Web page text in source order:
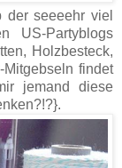
der seeeehr viel
Partyblogs
Holzbesteck,
findet
jemand diese